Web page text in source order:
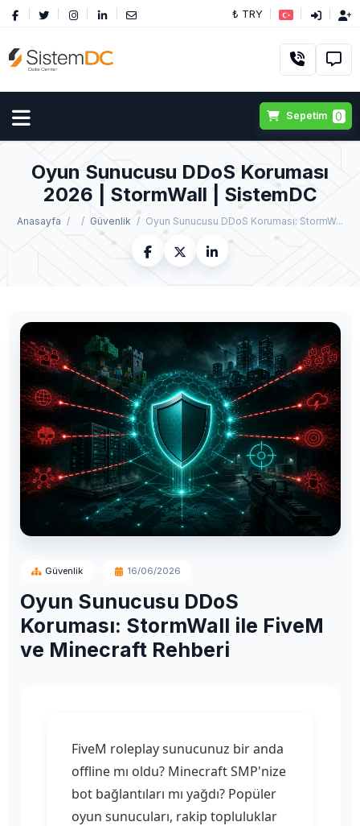
₺ TRY
Sepetim 0
Oyun Sunucusu DDoS Koruması
2026 | StormWall | SistemDC
Anasayfa Güvenlik Oyun Sunucusu DDoS Koruması: StormW...
Güvenlik 16/06/2026
Oyun Sunucusu DDoS
Koruması: StormWall ile FiveM
ve Minecraft Rehberi
FiveM roleplay sunucunuz bir anda
offline mı oldu? Minecraft SMP'nize
bot bağlantıları mı yağdı? Popüler
oyun sunucuları, rakip topluluklar